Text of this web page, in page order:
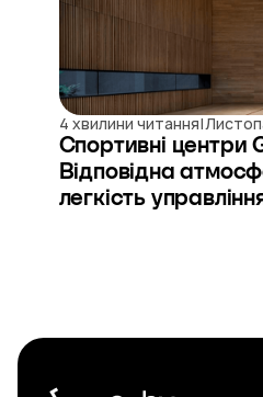
4 хвилини читання|
Спортивні центри
Відповідна
легкість